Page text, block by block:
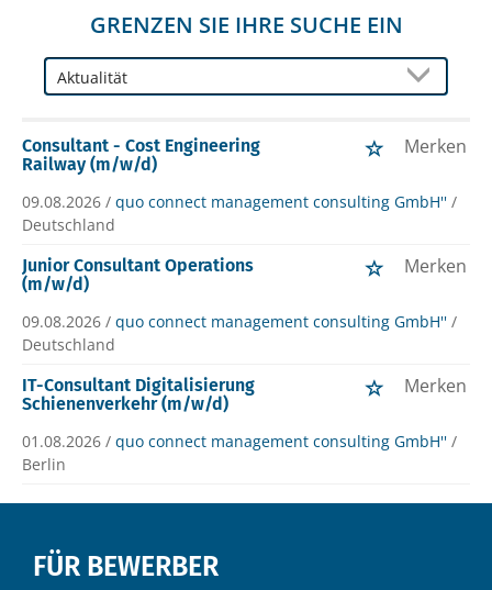
GRENZEN SIE IHRE SUCHE EIN
Consultant - Cost Engineering
Railway (m/w/d)
Merken
09.08.2026 / quo connect management consulting GmbH'' /
Deutschland
Junior Consultant Operations
(m/w/d)
Merken
09.08.2026 / quo connect management consulting GmbH'' /
Deutschland
IT-Consultant Digitalisierung
Schienenverkehr (m/w/d)
Merken
01.08.2026 / quo connect management consulting GmbH'' /
Berlin
FÜR BEWERBER